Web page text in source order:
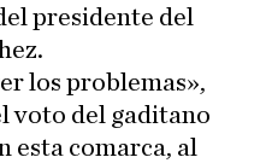
presidente del
los problemas»,
voto del gaditano
esta comarca, al